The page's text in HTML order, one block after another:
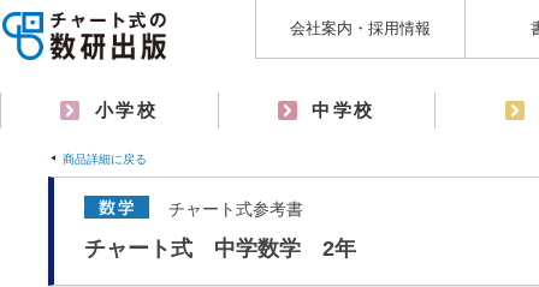
会社案内・採用情報
小学校 中学校
商品詳細に戻る
チャート式参考書
チャート式 中学数学 2年